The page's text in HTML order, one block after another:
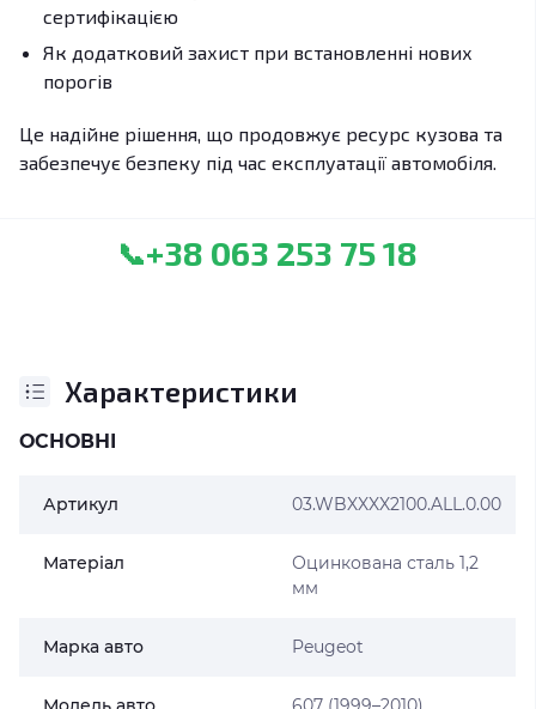
сертифікацією
Як додатковий захист при встановленні нових
порогів
Це надійне рішення, що продовжує ресурс кузова та
забезпечує безпеку під час експлуатації автомобіля.
📞+38 063 253 75 18
Характеристики
ОСНОВНІ
Артикул 03.WBXXXX2100.ALL.0.00
Матеріал
Оцинкована сталь 1,2
мм
Марка авто Peugeot